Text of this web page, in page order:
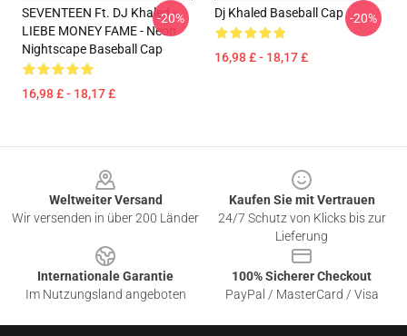
SEVENTEEN Ft. DJ Khaled -
LIEBE MONEY FAME - Neon
Nightscape Baseball Cap
16,98 £ - 18,17 £
-20% Dj Khaled Baseball Cap
16,98 £ - 18,17 £
-20%
Weltweiter Versand
Wir versenden in über 200 Länder
Kaufen Sie mit Vertrauen
24/7 Schutz von Klicks bis zur
Lieferung
Internationale Garantie
Im Nutzungsland angeboten
100% Sicherer Checkout
PayPal / MasterCard / Visa